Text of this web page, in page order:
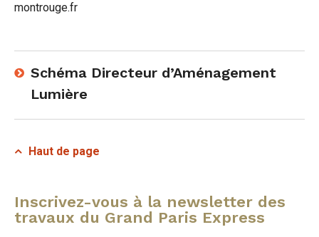
montrouge.fr
Schéma Directeur d’Aménagement
Lumière
Haut de page
Inscrivez-vous à la newsletter des
travaux du Grand Paris Express